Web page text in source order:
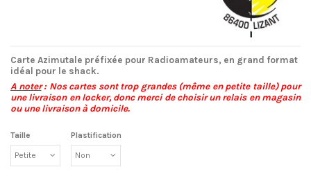
Carte Azimutale préfixée pour Radioamateurs, en grand format
idéal pour le shack.
A noter: Nos cartes sont trop grandes (même en petite taille) pour
une livraison en locker, donc merci de choisir un relais en magasin
ou une livraison à domicile.
Taille Plastification